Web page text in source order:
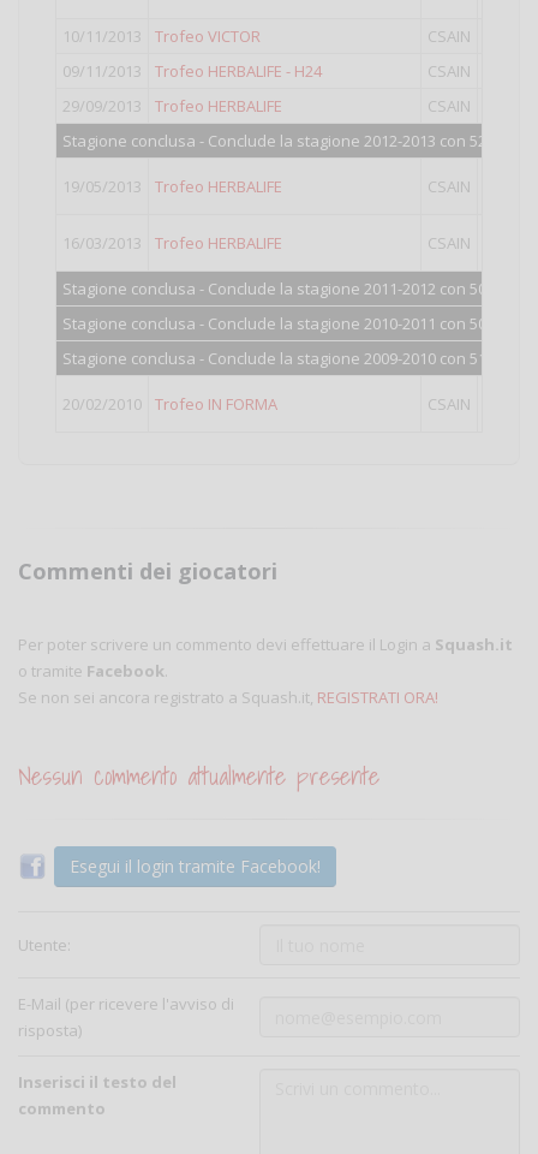
10/11/2013 Trofeo VICTOR CSAIN
09/11/2013
Trofeo HERBALIFE - H24 CSAIN
29/09/2013
Trofeo HERBALIFE CSAIN
Stagione conclusa - Conclude la stagione 2012-2013 con 523 punti.
19/05/2013 Trofeo HERBALIFE CSAIN
16/03/2013 Trofeo HERBALIFE CSAIN
Stagione conclusa - Conclude la stagione 2011-2012 con 503 punti.
Stagione conclusa - Conclude la stagione 2010-2011 con 505 punti.
Stagione conclusa - Conclude la stagione 2009-2010 con 510 punti.
20/02/2010 Trofeo IN FORMA CSAIN
Commenti dei giocatori
Per poter scrivere un commento devi effettuare il Login a Squash.it
o tramite Facebook.
Se non sei ancora registrato a Squash.it, REGISTRATI ORA!
Nessun commento attualmente presente
Esegui il login tramite Facebook!
Utente:
E-Mail (per ricevere l'avviso di
risposta)
Inserisci il testo del
commento